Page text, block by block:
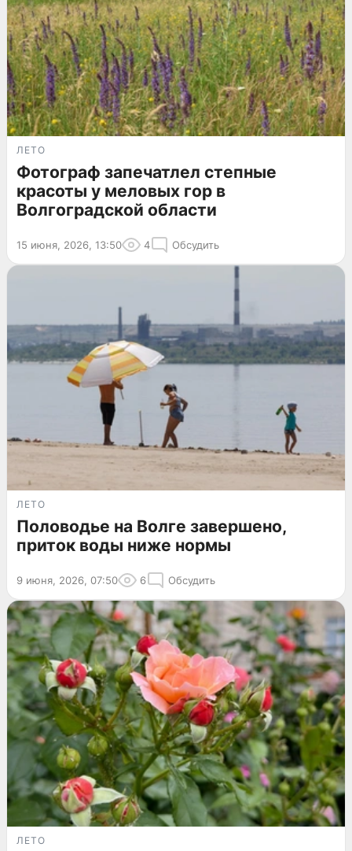
ЛЕТО
Фотограф запечатлел степные
красоты у меловых гор в
Волгоградской области
15 июня, 2026, 13:50 4 Обсудить
ЛЕТО
Половодье на Волге завершено,
приток воды ниже нормы
9 июня, 2026, 07:50 6 Обсудить
ЛЕТО